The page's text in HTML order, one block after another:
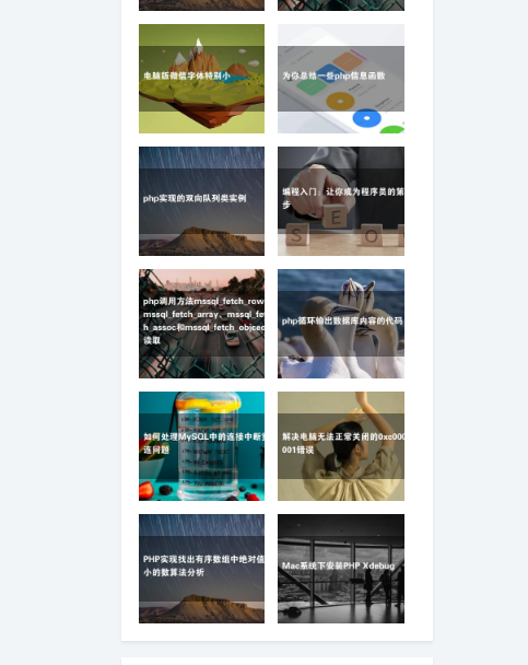
教你如何在CI框架中使
用 .htaccess 隐藏url中
index.php
电脑版微信字体特别小
为你总结一些php信息
函数
php实现的双向队列类
实例
编程入门：让你成为程
序员的第一步
php调用方法
mssql_fetch_row、
mssql_fetch_array、
mssql_fetch_assoc和
mssql_fetch_objcect读
取
php循环输出数据库内
如何处理MySQL中的连
接中断重连问题
解决电脑无法正常关闭
的0xc0000001错误